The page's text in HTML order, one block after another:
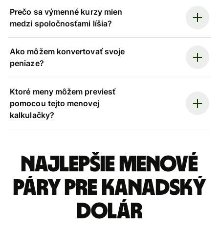
Prečo sa výmenné kurzy mien
medzi spoločnosťami líšia?
Ako môžem konvertovať svoje
peniaze?
Ktoré meny môžem previesť
pomocou tejto menovej
kalkulačky?
Najlepšie menové
páry pre Kanadský
dolár